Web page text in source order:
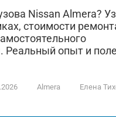
Nissan Almera?
стоимости
Реальный опыт и
Almera Елена